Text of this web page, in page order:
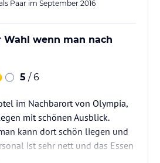
Paar im September 2016
Wahl wenn man nach
5 / 6
im Nachbarort von Olympia,
mit schönen Ausblick.
kann dort schön liegen und
ist sehr nett und das Essen